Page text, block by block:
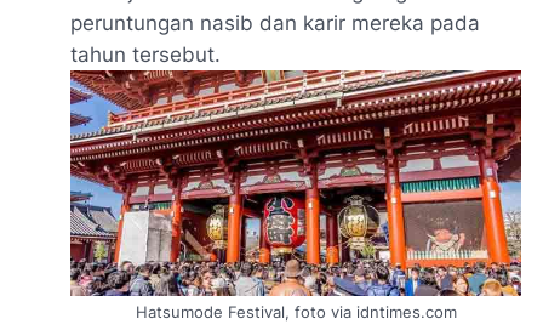
peruntungan nasib dan karir mereka pada
tahun tersebut.
Hatsumode Festival, foto via idntimes.com